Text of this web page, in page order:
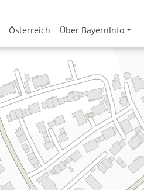
Österreich Über BayernInfo